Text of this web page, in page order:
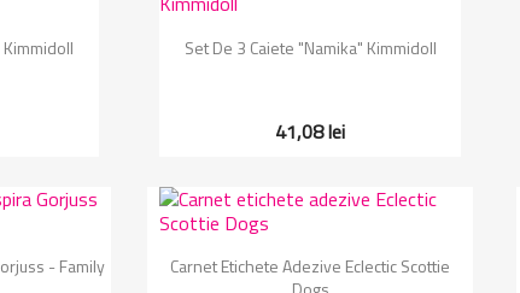
Vizualizare rapida
Set De 3 Caiete "Namika" Kimmidoll
41,08 lei
- Family
Vizualizare rapida
Carnet Etichete Adezive Eclectic Scottie